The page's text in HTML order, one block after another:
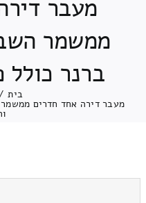
מעבר
ממשמר
ברנר כולל
בית /
מעבר דירה אחד חדרים